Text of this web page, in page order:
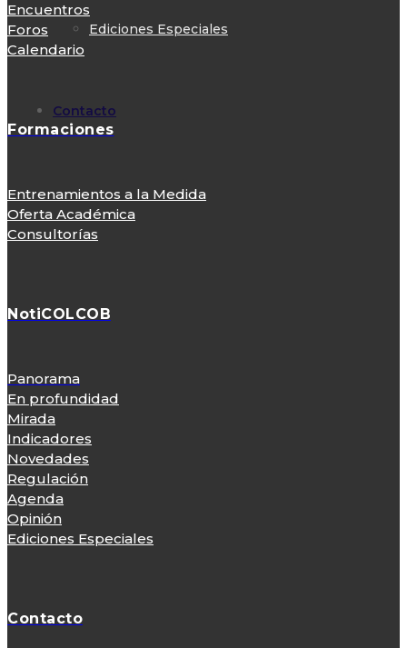
Ediciones Especiales
Contacto
Encuentros
Foros
Calendario
Formaciones
Entrenamientos a la Medida
Oferta Académica
Consultorías
NotiCOLCOB
Panorama
En profundidad
Mirada
Indicadores
Novedades
Regulación
Agenda
Opinión
Ediciones Especiales
Contacto